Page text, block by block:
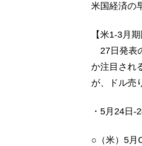
米国経済の
【米1-3月
27日発表
か注目され
が、ドル売
・5月24日-
○（米）5月